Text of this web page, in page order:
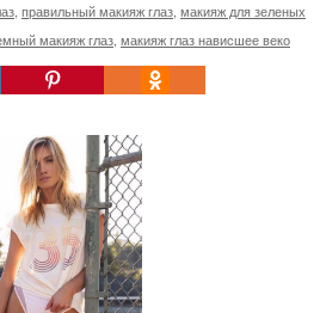
, правильный макияж глаз, макияж для зеленых
макияж глаз, макияж глаз нависшее веко